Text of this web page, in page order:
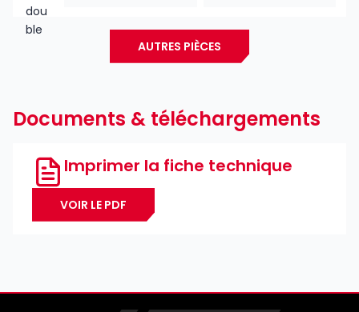
AUTRES PIÈCES
Documents & téléchargements
Imprimer la fiche technique
VOIR LE PDF